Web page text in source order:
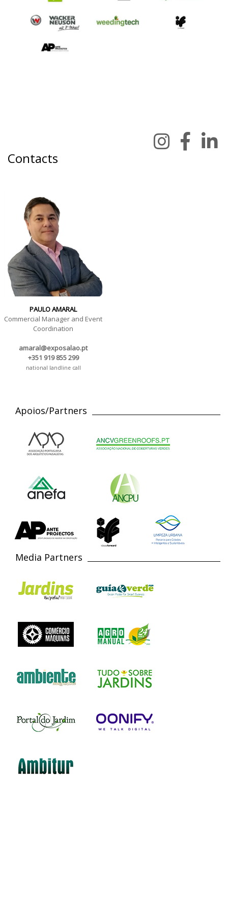
Contacts
PAULO AMARAL
Commercial Manager and Event
Coordination
amaral@exposalao.pt
+351 919 855 299
national landline call
Apoios/Partners
Media Partners